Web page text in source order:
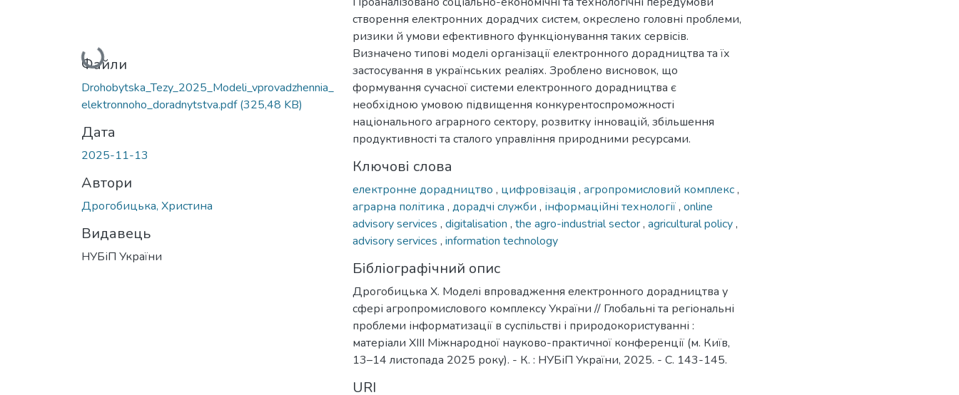
Вантажиться...
Файли
Drohobytska_Tezy_2025_Modeli_vprovadzhennia_
elektronnoho_doradnytstva.pdf(325,48 KB)
Дата
2025-11-13
Автори
Дрогобицька, Христина
Видавець
НУБіП України
створення електронних дорадчих систем, окреслено головні проблеми,
ризики й умови ефективного функціонування таких сервісів.
Визначено типові моделі організації електронного дорадництва та їх
застосування в українських реаліях. Зроблено висновок, що
формування сучасної системи електронного дорадництва є
необхідною умовою підвищення конкурентоспроможності
національного аграрного сектору, розвитку інновацій, збільшення
продуктивності та сталого управління природними ресурсами.
Ключові слова
електронне дорадництво , цифровізація , агропромисловий комплекс,
аграрна політика , дорадчі служби , інформаційні технології, online
advisory services , digitalisation , the agro-industrial sector, agricultural policy,
advisory services , information technology
Бібліографічний опис
Дрогобицька Х. Моделі впровадження електронного дорадництва у
сфері агропромислового комплексу України // Глобальні та регіональні
проблеми інформатизації в суспільстві і природокористуванні :
матеріали XIІІ Міжнародної науково-практичної конференції (м. Київ,
13–14 листопада 2025 року). - К. : НУБіП України, 2025. - С. 143-145.
URI